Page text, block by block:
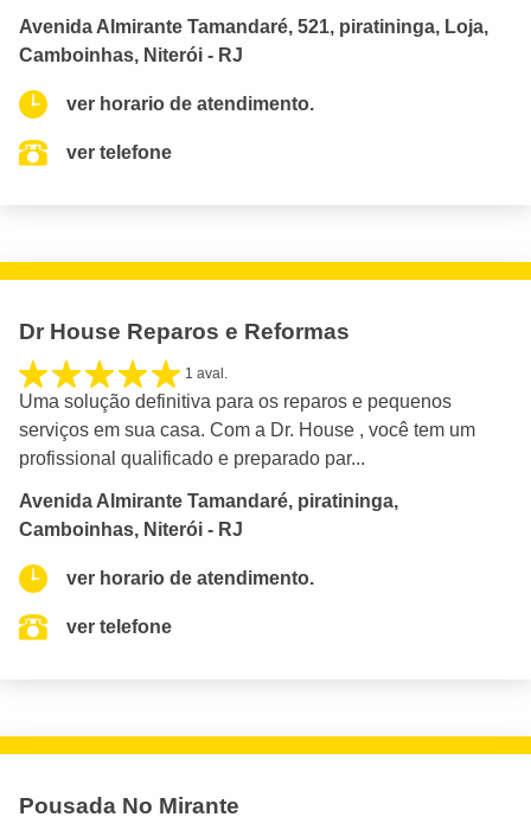
Avenida Almirante Tamandaré, 521, piratininga, Loja,
Camboinhas, Niterói - RJ
ver horario de atendimento.
ver telefone
Dr House Reparos e Reformas
1 aval.
Uma solução definitiva para os reparos e pequenos
serviços em sua casa. Com a Dr. House , você tem um
profissional qualificado e preparado par...
Avenida Almirante Tamandaré, piratininga,
Camboinhas, Niterói - RJ
ver horario de atendimento.
ver telefone
Pousada No Mirante